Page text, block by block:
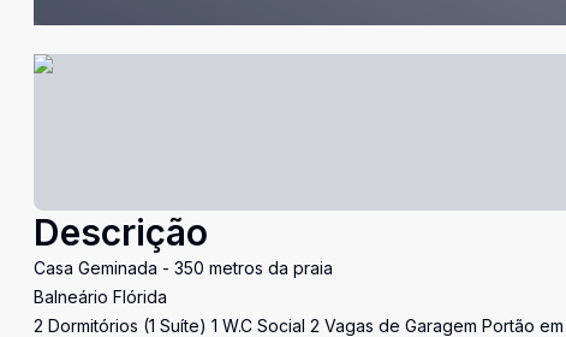
Descrição
Casa Geminada - 350 metros da praia
Balneário Flórida
2 Dormitórios (1 Suíte) 1 W.C Social 2 Vagas de Garagem Portão